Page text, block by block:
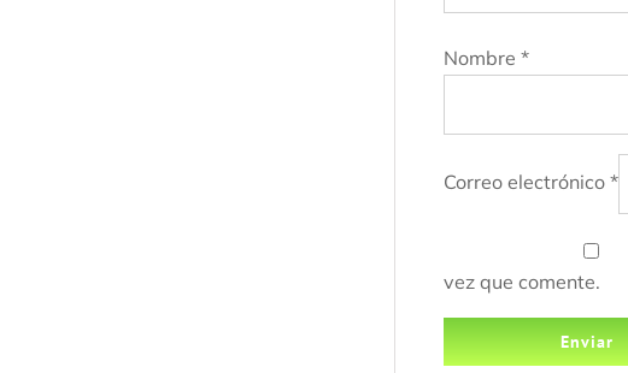
Nombre *
Correo electrónico *
vez que comente.